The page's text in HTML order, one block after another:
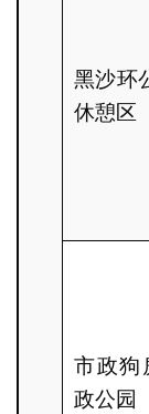
黑沙环
休憩区
市政狗
政公园